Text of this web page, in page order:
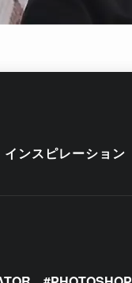
インスピレーション